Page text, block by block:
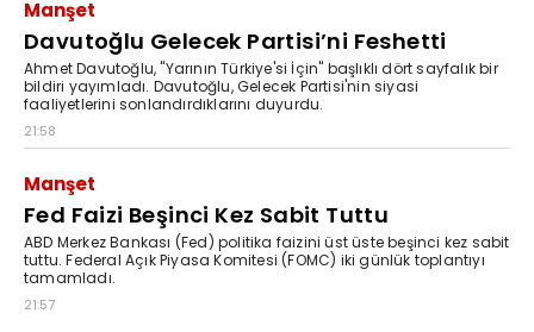
Manşet
Davutoğlu Gelecek Partisi’ni Feshetti
Ahmet Davutoğlu, "Yarının Türkiye'si İçin" başlıklı dört sayfalık bir
bildiri yayımladı. Davutoğlu, Gelecek Partisi'nin siyasi
faaliyetlerini sonlandırdıklarını duyurdu.
21:58
Manşet
Fed Faizi Beşinci Kez Sabit Tuttu
ABD Merkez Bankası (Fed) politika faizini üst üste beşinci kez sabit
tuttu. Federal Açık Piyasa Komitesi (FOMC) iki günlük toplantıyı
tamamladı.
21:57